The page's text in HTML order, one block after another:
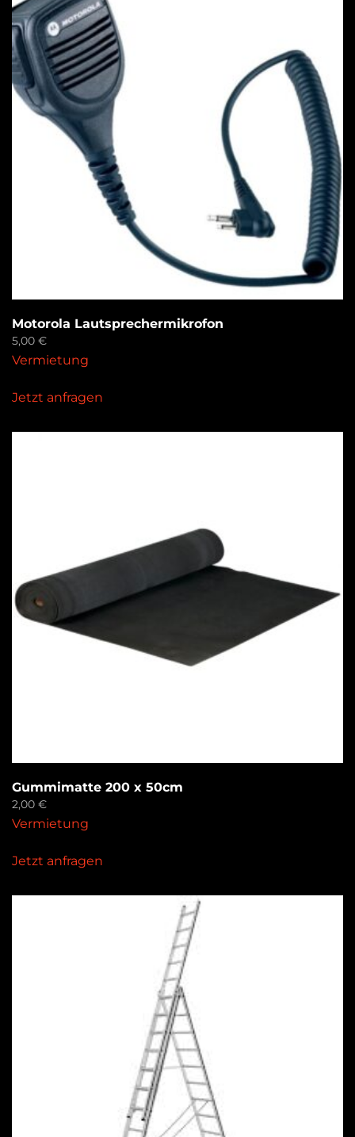
Motorola Lautsprechermikrofon
5,00 €
Vermietung
Jetzt anfragen
Gummimatte 200 x 50cm
2,00 €
Vermietung
Jetzt anfragen